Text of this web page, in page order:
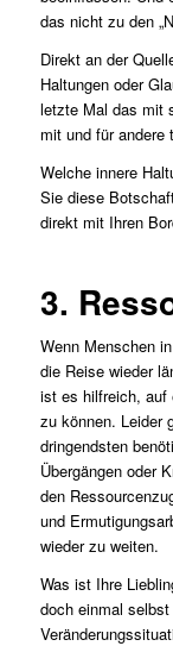
das nicht zu den
Direkt an der
Haltungen oder
letzte Mal das mit
mit und für andere
Welche innere
Sie diese
direkt mit Ihren
3.
Wenn Menschen
die Reise wieder
ist es hilfreich, auf
zu können. Leider
dringendsten
Übergängen oder
den
und
wieder zu weiten.
Was ist Ihre
doch einmal